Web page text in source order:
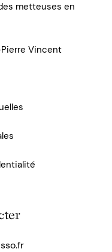
metteuses en
Vincent